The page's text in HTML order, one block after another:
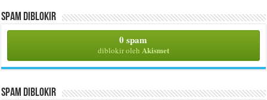
Spam Diblokir
0 spam
diblokir oleh Akismet
Spam Diblokir